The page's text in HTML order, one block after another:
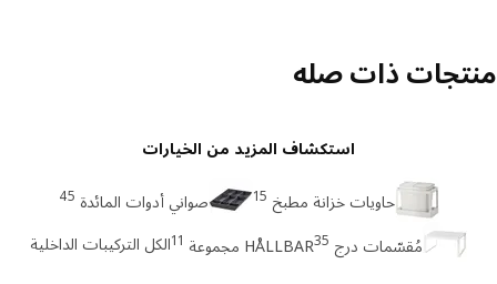
ذات صله
استكشاف المزيد من الخيارات
حاويات خزانة مطبخ 15 صواني أدوات المائدة 45
مُقسّمات درج HÅLLBAR مجموعة 11الكل التركيبات الداخلية